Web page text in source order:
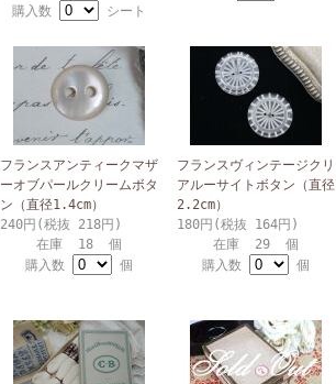
購入数
シート
フランスアンティークマザ
ーオブパールクリームボタ
ン（直径1.4cm）
240円(税抜 218円)
在庫 18 個
購入数
個
フランスヴィンテージクリ
アルーサイトボタン（直径
2.2cm）
180円(税抜 164円)
在庫 29 個
購入数
個